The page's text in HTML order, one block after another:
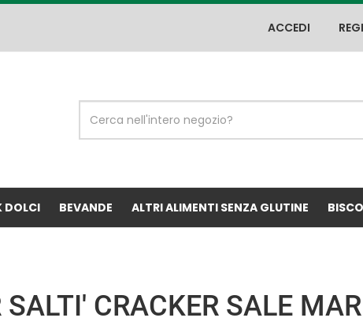
ACCEDI
Cerca
Prodotto
DOLCI BEVANDE ALTRI ALIMENTI SENZA GLUTINE
CRACKER SALE